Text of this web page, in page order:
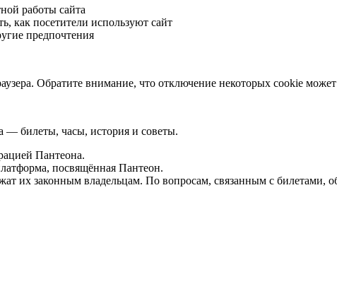
работы сайта
как посетители используют сайт
предпочтения
Обратите внимание, что отключение некоторых cookie может
— билеты, часы, история и советы.
Пантеона.
посвящённая Пантеон.
их законным владельцам. По вопросам, связанным с билетами,